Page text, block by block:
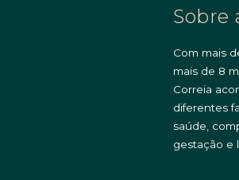
Sobre
Com mais
mais de 8
Correia
diferentes
saúde,
gestação e